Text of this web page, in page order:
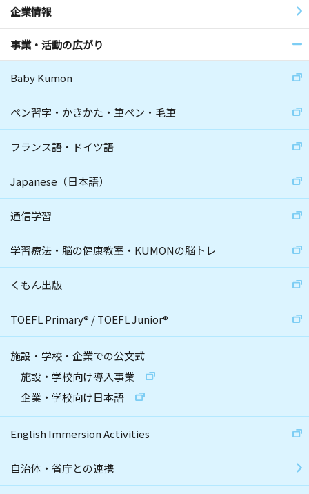
企業情報
事業・活動の広がり
Baby Kumon
ペン習字・かきかた・筆ペン・毛筆
フランス語・ドイツ語
Japanese（日本語）
通信学習
学習療法・脳の健康教室・KUMONの脳トレ
くもん出版
TOEFL Primary® /TOEFL Junior®
施設・学校・企業での公文式
施設・学校向け導入事業
企業・学校向け日本語
English Immersion Activities
自治体・省庁との連携